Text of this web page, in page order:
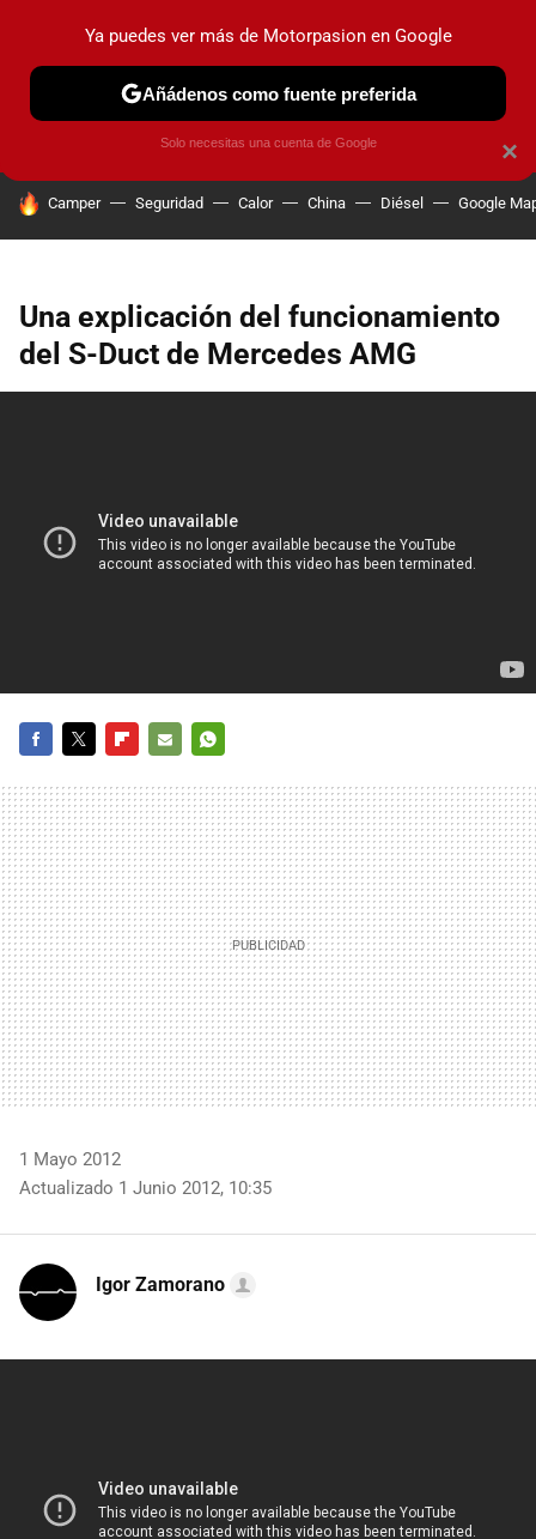
PRUEBAS COCHES ELÉCTRICOS OBSERVATORIO
HOY SE HABLA DE
Camper Seguridad Calor China Diésel Google
Una explicación del funcionamiento
del S-Duct de Mercedes AMG
MAIL
1 Mayo 2012
Actualizado 1 Junio 2012, 10:35
Igor Zamorano
×
Ya puedes ver más de Motorpasion en Google
Añádenos como fuente preferida
Solo necesitas una cuenta de Google